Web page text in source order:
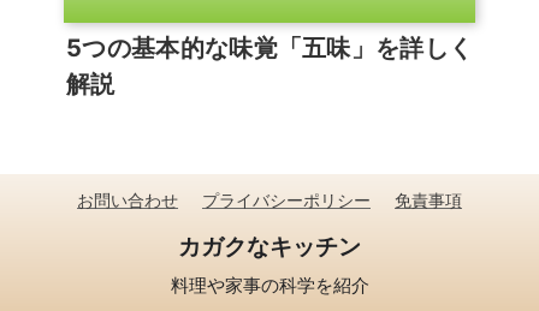
5つの基本的な味覚「五味」を詳しく
解説
お問い合わせ プライバシーポリシー 免責事項
カガクなキッチン
料理や家事の科学を紹介